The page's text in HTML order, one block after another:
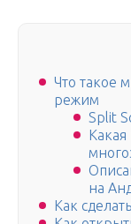
Что такое
режим
Split
на
Как